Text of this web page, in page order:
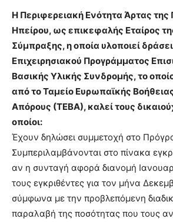
Η Περιφερειακή Ενότητα Άρτας της
Ηπείρου, ως επικεφαλής Εταίρος
Σύμπραξης, η οποία υλοποιεί
Επιχειρησιακού Προγράμματος
Βασικής Υλικής Συνδρομής, το
από το Ταμείο Ευρωπαϊκής
Απόρους (ΤΕΒΑ), καλεί τους
οποίοι:
Έχουν δηλώσει συμμετοχή στο
Συμπεριλαμβάνονται στο πίνακα
αν η συνταγή αφορά διανομή
τους εγκριθέντες για τον μήνα
σύμφωνα με την προβλεπόμενη
παραλαβή της ποσότητας που τους